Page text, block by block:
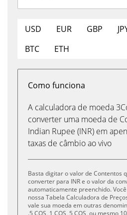
USD EUR GBP
BTC
ETH
Como funciona
A calculadora de moeda
converter uma moeda de
Indian Rupee (INR) em
taxas de câmbio ao vivo
Basta digitar o valor de Contentos
converter para INR e o valor da
automaticamente preenchido.
nossa Tabela Calculadora de
vale sua moeda em outras
.5 COS, 1 COS, 5 COS, ou mesmo